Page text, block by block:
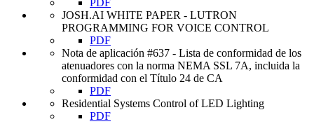
PDF
JOSH.AI WHITE PAPER - LUTRON
PROGRAMMING FOR VOICE CONTROL
PDF
Nota de aplicación #637 - Lista de conformidad de los
atenuadores con la norma NEMA SSL 7A, incluida la
conformidad con el Título 24 de CA
PDF
Residential Systems Control of LED Lighting
PDF